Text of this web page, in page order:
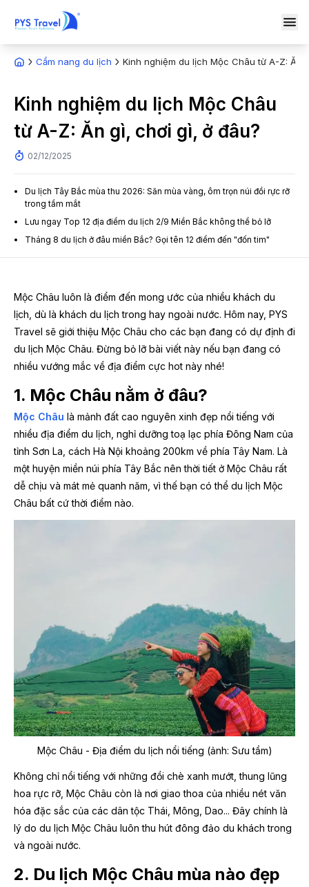
Cẩm nang du lịch Kinh nghiệm du lịch Mộc Châu từ A-Z: Ăn
Kinh nghiệm du lịch Mộc Châu
từ A-Z: Ăn gì, chơi gì, ở đâu?
02/12/2025
Du lịch Tây Bắc mùa thu 2026: Săn mùa vàng, ôm trọn núi đồi rực rỡ
trong tầm mắt
Lưu ngay Top 12 địa điểm du lịch 2/9 Miền Bắc không thể bỏ lỡ
Tháng 8 du lịch ở đâu miền Bắc? Gọi tên 12 điểm đến "đốn tim"
Mộc Châu luôn là điểm đến mong ước của nhiều khách du
lịch, dù là khách du lịch trong hay ngoài nước. Hôm nay, PYS
Travel sẽ giới thiệu Mộc Châu cho các bạn đang có dự định đi
du lịch Mộc Châu. Đừng bỏ lỡ bài viết này nếu bạn đang có
nhiều vướng mắc về địa điểm cực hot này nhé!
1. Mộc Châu nằm ở đâu?
Mộc Châu là mảnh đất cao nguyên xinh đẹp nổi tiếng với
nhiều địa điểm du lịch, nghỉ dưỡng toạ lạc phía Đông Nam của
tỉnh Sơn La, cách Hà Nội khoảng 200km về phía Tây Nam. Là
một huyện miền núi phía Tây Bắc nên thời tiết ở Mộc Châu rất
dễ chịu và mát mẻ quanh năm, vì thế bạn có thể du lịch Mộc
Châu bất cứ thời điểm nào.
Mộc Châu - Địa điểm du lịch nổi tiếng (ảnh: Sưu tầm)
Không chỉ nổi tiếng với những đồi chè xanh mướt, thung lũng
hoa rực rỡ, Mộc Châu còn là nơi giao thoa của nhiều nét văn
hóa đặc sắc của các dân tộc Thái, Mông, Dao... Đây chính là
lý do du lịch Mộc Châu luôn thu hút đông đảo du khách trong
và ngoài nước.
2. Du lịch Mộc Châu mùa nào đẹp